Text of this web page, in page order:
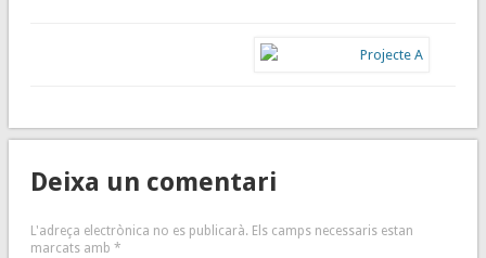
Deixa un comentari
L'adreça electrònica no es publicarà. Els camps necessaris estan
marcats amb *